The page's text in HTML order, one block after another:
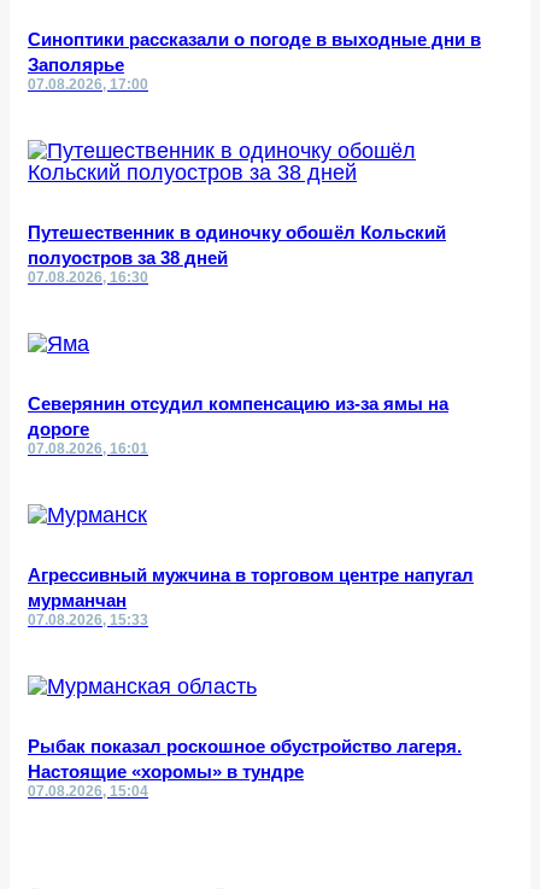
Синоптики рассказали о погоде в выходные дни в
Заполярье
07.08.2026, 17:00
Путешественник в одиночку обошёл Кольский
полуостров за 38 дней
07.08.2026, 16:30
Северянин отсудил компенсацию из-за ямы на
дороге
07.08.2026, 16:01
Агрессивный мужчина в торговом центре напугал
мурманчан
07.08.2026, 15:33
Рыбак показал роскошное обустройство лагеря.
Настоящие «хоромы» в тундре
07.08.2026, 15:04